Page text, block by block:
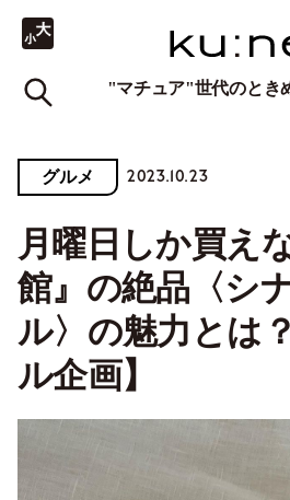
"マチュア"世代のとき
グルメ 2023.10.23
月曜日しか買え
館』の絶品〈シ
ル〉の魅力とは
ル企画】